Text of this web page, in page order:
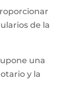
de la
una
y la